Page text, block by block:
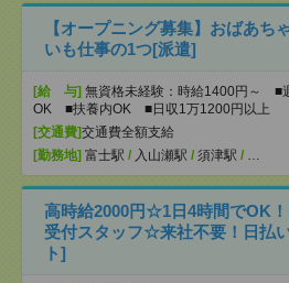
【オープニング募集】おばあち
いも仕事の1つ[派遣]
[給 与] 無資格未経験：時給1400円～ ■
OK ■扶養内OK ■日収1万1200円以上
[交通費]交通費全額支給
[勤務地] 富士駅 / 入山瀬駅 / 須津駅 / …
高時給2000円☆1日4時間でOK
受付スタッフ☆来社不要！日払
ト]